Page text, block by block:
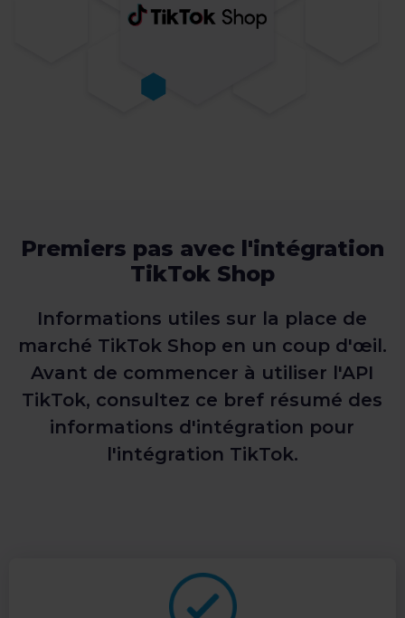
Premiers pas avec l'intégration
TikTok Shop
Informations utiles sur la place de
marché TikTok Shop en un coup d'œil.
Avant de commencer à utiliser l'API
TikTok, consultez ce bref résumé des
informations d'intégration pour
l'intégration TikTok.